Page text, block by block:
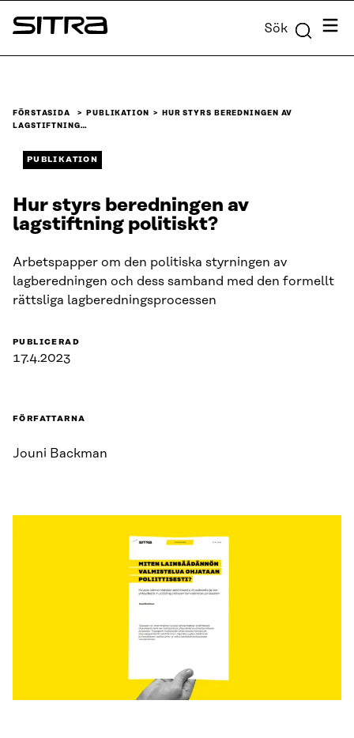
Skip to
content
Sitra Sök Meny
FÖRSTASIDA PUBLIKATION
HUR STYRS BEREDNINGEN AV
LAGSTIFTNING…
PUBLIKATION
Hur styrs beredningen av
lagstiftning politiskt?
Arbetspapper om den politiska styrningen av
lagberedningen och dess samband med den formellt
rättsliga lagberedningsprocessen
PUBLICERAD
17.4.2023
FÖRFATTARNA
Jouni Backman